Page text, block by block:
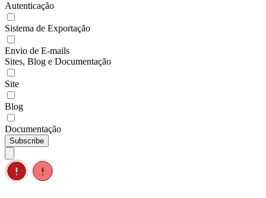
Autenticação
Sistema de Exportação
Envio de E-mails
Sites, Blog e Documentação
Site
Blog
Documentação
Subscribe